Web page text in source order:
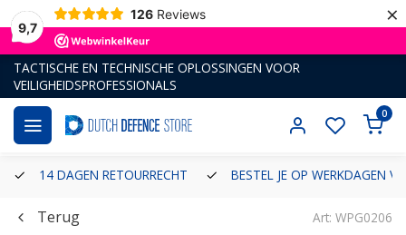
9,7
126 Reviews ×
TACTISCHE EN TECHNISCHE OPLOSSINGEN VOOR
VEILIGHEIDSPROFESSIONALS
0
14 DAGEN RETOURRECHT BESTEL JE OP WERKDAGEN
Terug Art: WPG0206